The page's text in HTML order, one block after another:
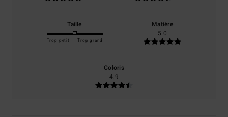
Taille
Trop petit Trop grand
Matière
5.0
Coloris
4.9